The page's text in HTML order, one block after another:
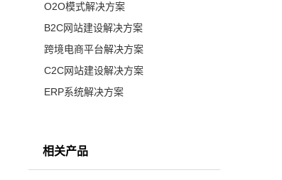
O2O模式解决方案
B2C网站建设解决方案
跨境电商平台解决方案
C2C网站建设解决方案
ERP系统解决方案
相关产品